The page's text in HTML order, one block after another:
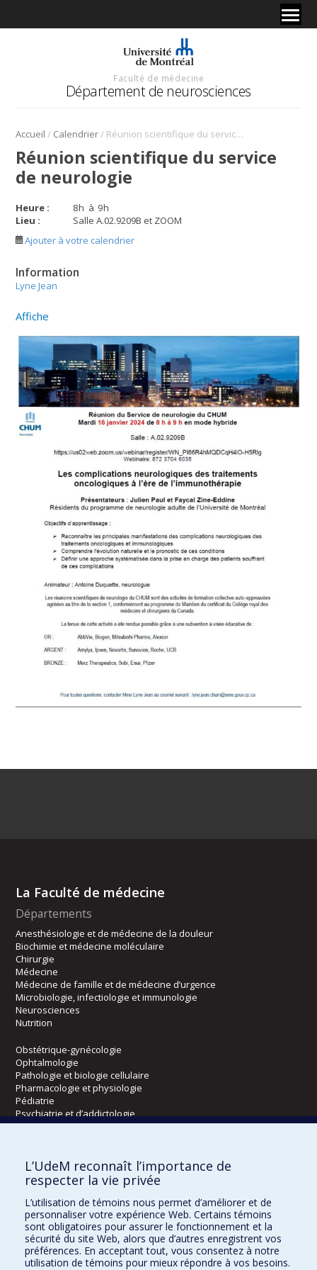
Faculté de médecine
Département de neurosciences
Accueil / Calendrier/ Réunion scientifique du service de neurologie
Réunion scientifique du service
de neurologie
Heure : 8h à 9h
Lieu :
Salle A.02.9209B et ZOOM
Ajouter à votre calendrier
Information
Lyne Jean
Affiche
La Faculté de médecine
Départements
Anesthésiologie et de médecine de la douleur
Biochimie et médecine moléculaire
Chirurgie
Médecine
Médecine de famille et de médecine d’urgence
Microbiologie, infectiologie et immunologie
Neurosciences
Nutrition
Obstétrique-gynécologie
Ophtalmologie
Pathologie et biologie cellulaire
Pharmacologie et physiologie
Pédiatrie
Psychiatrie et d’addictologie
Radiologie, radio-oncologie et médecine nucléaire
Écoles
Orthophonie et audiologie
Réadaptation
Directions
L’UdeM reconnaît l’importance de
respecter la vie privée
L’utilisation de témoins nous permet d’améliorer et de
personnaliser votre expérience Web. Certains témoins
sont obligatoires pour assurer le fonctionnement et la
sécurité du site Web, alors que d’autres enregistrent vos
préférences. En acceptant tout, vous consentez à notre
utilisation de témoins pour mieux répondre à vos besoins.